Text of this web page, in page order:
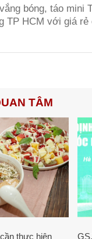
bóng, táo mini
TP HCM với giá rẻ
TÂM
thực hiện